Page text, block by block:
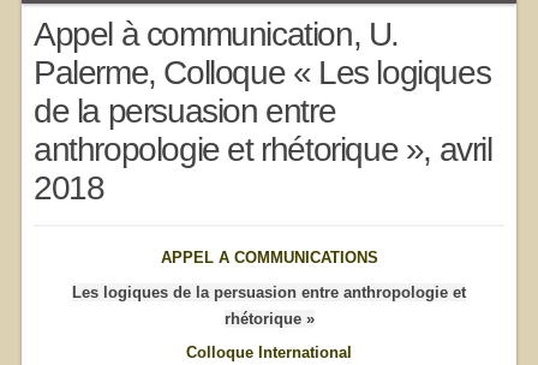
Appel à communication, U.
Palerme, Colloque « Les logiques
de la persuasion entre
anthropologie et rhétorique », avril
2018
APPEL A COMMUNICATIONS
Les logiques de la persuasion entre anthropologie et
rhétorique »
Colloque International